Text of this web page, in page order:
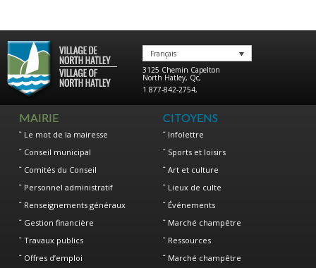
Français
3125 Chemin Capelton
North Hatley, Qc,
1 877-842-2754,
MAIRIE
Le mot de la mairesse
Conseil municipal
Comités du Conseil
Personnel administratif
Renseignements généraux
Gestion financière
Travaux publics
Offres d’emploi
CITOYENS
Infolettre
Sports et loisirs
Art et culture
Lieux de culte
Événements
Marché champêtre
Ressources
Marché champêtre